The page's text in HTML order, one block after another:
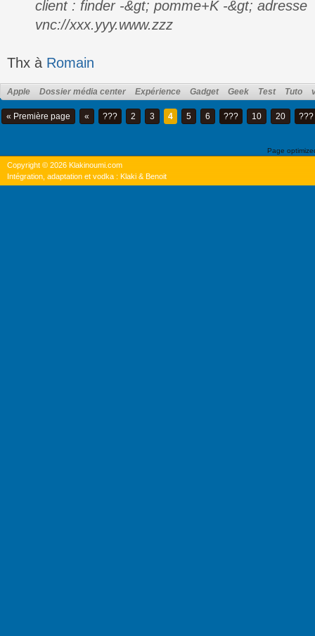
client : finder -&gt; pomme+K -&gt; adresse
vnc://xxx.yyy.www.zzz
Thx à Romain
Apple Dossier média center Expérience Gadget Geek Test Tuto
« Première page « ??? 2 3 4 5 6 ??? 10 20 ???
Page
Copyright © 2026 Klakinoumi.com
Intégration, adaptation et vodka : Klaki & Benoit